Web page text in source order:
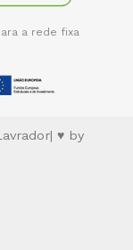
a rede fixa
♥ by